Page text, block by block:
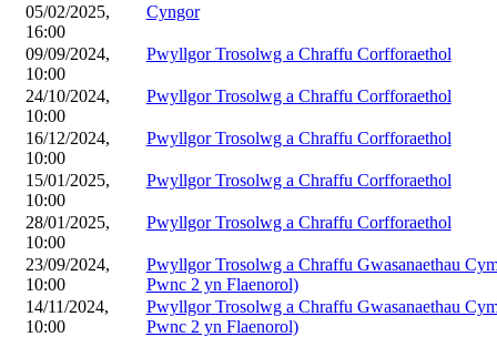
05/02/2025,
16:00
Cyngor
09/09/2024,
10:00
Pwyllgor Trosolwg a Chraffu Corfforaethol
24/10/2024,
10:00
Pwyllgor Trosolwg a Chraffu Corfforaethol
16/12/2024,
10:00
Pwyllgor Trosolwg a Chraffu Corfforaethol
15/01/2025,
10:00
Pwyllgor Trosolwg a Chraffu Corfforaethol
28/01/2025,
10:00
Pwyllgor Trosolwg a Chraffu Corfforaethol
23/09/2024,
10:00
Pwyllgor Trosolwg a Chraffu Gwasanaethau
Pwnc 2 yn Flaenorol)
14/11/2024,
10:00
Pwyllgor Trosolwg a Chraffu Gwasanaethau
Pwnc 2 yn Flaenorol)